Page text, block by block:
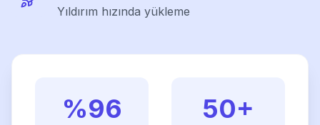
Yıldırım hızında yükleme
%96 50+